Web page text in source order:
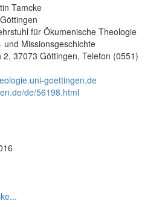
Tamcke
für Ökumenische Theologie
und Missionsgeschichte
37073 Göttingen, Telefon (0551)
goettingen.de
de/56198.html